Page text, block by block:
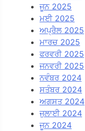
ਜੂਨ 2025
ਮਈ 2025
ਅਪ੍ਰੈਲ 2025
ਮਾਰਚ 2025
ਫਰਵਰੀ 2025
ਜਨਵਰੀ 2025
ਨਵੰਬਰ 2024
ਸਤੰਬਰ 2024
ਅਗਸਤ 2024
ਜੁਲਾਈ 2024
ਜੂਨ 2024